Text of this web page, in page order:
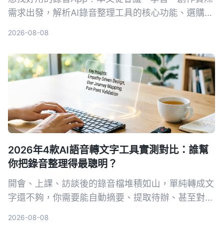
需求出發，解析AI錄音整理工具的核心功能、選購要
2026-08-08
2026年4款AI語音轉文字工具實測對比：誰幫
你把錄音整理得最聰明？
開會、上課、訪談後的錄音檔堆積如山，單純轉成文
字還不夠，你需要能自動摘要、提取待辦、甚至對話
2026-08-08